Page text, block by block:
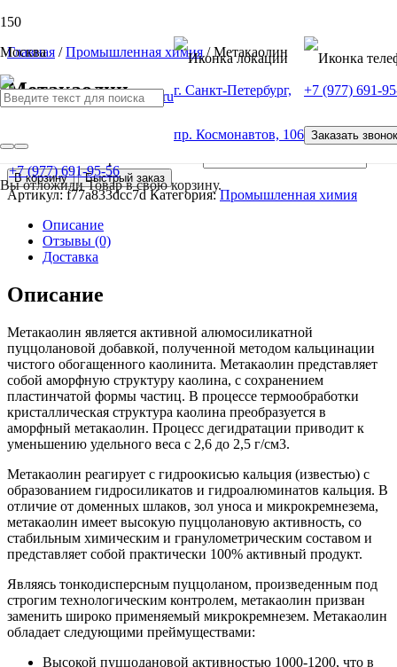
Москва
г. Санкт-Петербург,
пр. Космонавтов, 106
+7 (977) 691-
Заказать звонок
Вы отложилиТоварв свою корзину.
+7 (977) 691-95-56
Главная /Промышленная химия / Метакаолин
Метакаолин
В корзину Быстрый заказ
Артикул:f77a833dcc7d Категория:Промышленная химия
Описание
Отзывы (0)
Доставка
Описание
Метакаолин является активной алюмосиликатной
пуццолановой добавкой, полученной методом кальцинации
чистого обогащенного каолинита. Метакаолин представляет
собой аморфную структуру каолина, с сохранением
пластинчатой формы частиц. В процессе термообработки
кристаллическая структура каолина преобразуется в
аморфный метакаолин. Процесс дегидратации приводит к
уменьшению удельного веса с 2,6 до 2,5 г/см3.
Метакаолин реагирует с гидроокисью кальция (известью) с
образованием гидросиликатов и гидроалюминатов кальция. В
отличие от доменных шлаков, зол уноса и микрокремнезема,
метакаолин имеет высокую пуццолановую активность, со
стабильным химическим и гранулометрическим составом и
представляет собой практически 100% активный продукт.
Являясь тонкодисперсным пуццоланом, произведенным под
строгим технологическим контролем, метакаолин призван
заменить широко применяемый микрокремнезем. Метакаолин
обладает следующими преймуществами:
Высокой пуццодановой активностью 1000-1200, что в